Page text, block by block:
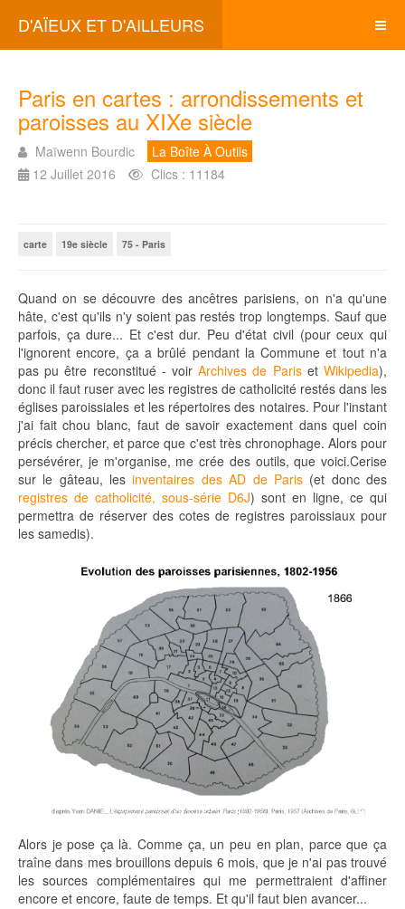
D'AÏEUX ET D'AILLEURS
Paris en cartes : arrondissements et
paroisses au XIXe siècle
Maïwenn Bourdic
La Boîte À Outils
12 Juillet 2016
Clics : 11184
carte 19e siècle 75 - Paris
Quand on se découvre des ancêtres parisiens, on n'a qu'une
hâte, c'est qu'ils n'y soient pas restés trop longtemps. Sauf que
parfois, ça dure... Et c'est dur. Peu d'état civil (pour ceux qui
l'ignorent encore, ça a brûlé pendant la Commune et tout n'a
pas pu être reconstitué - voirArchives de Paris etWikipedia),
donc il faut ruser avec les registres de catholicité restés dans les
églises paroissiales et les répertoires des notaires. Pour l'instant
j'ai fait chou blanc, faut de savoir exactement dans quel coin
précis chercher, et parce que c'est très chronophage. Alors pour
persévérer, je m'organise, me crée des outils, que voici.Cerise
sur le gâteau, lesinventaires des AD de Paris(et donc des
registres de catholicité, sous-série D6J) sont en ligne, ce qui
permettra de réserver des cotes de registres paroissiaux pour
les samedis).
Alors je pose ça là. Comme ça, un peu en plan, parce que ça
traîne dans mes brouillons depuis 6 mois, que je n'ai pas trouvé
les sources complémentaires qui me permettraient d'affiner
encore et encore, faute de temps. Et qu'il faut bien avancer...